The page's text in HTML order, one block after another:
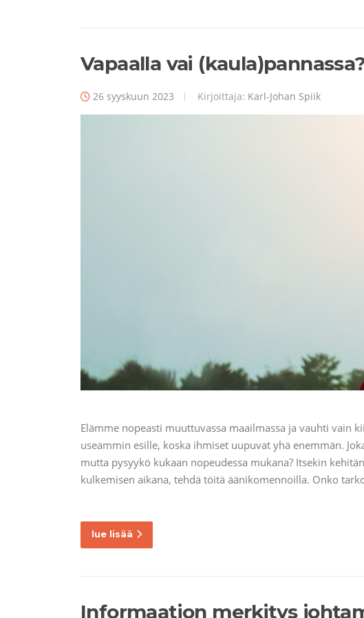
Vapaalla vai
26 syyskuun 2023 Kirjoittaja: Karl-Johan Spiik
Elämme nopeasti muuttuvassa maailmassa ja vauhti vain
useammin esille, koska ihmiset uupuvat yhä enemmän.
mutta pysyykö kukaan nopeudessa mukana? Itsekin
kulkemisen aikana, tehdä töitä äänikomennoilla. Onko
lue lisää
Informaation merkitys